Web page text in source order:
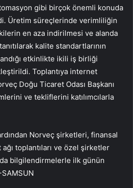
gibi birçok önemli konuda
Üretim süreçlerinde verimliliğin
en aza indirilmesi ve alanda
kalite standartlarının
etkinlikte ikili iş birliği
Toplantıya internet
Doğu Ticaret Odası Başkanı
ve tekliflerini katılımcılarla
Norveç şirketleri, finansal
toplantıları ve özel şirketler
bilgilendirmelerle ilk günün